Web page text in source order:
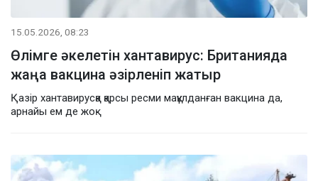
15.05.2026, 08:23
Өлімге әкелетін хантавирус: Британияда
жаңа вакцина әзірленіп жатыр
Қазір хантавирусқа қарсы ресми мақұлданған вакцина да,
арнайы ем де жоқ